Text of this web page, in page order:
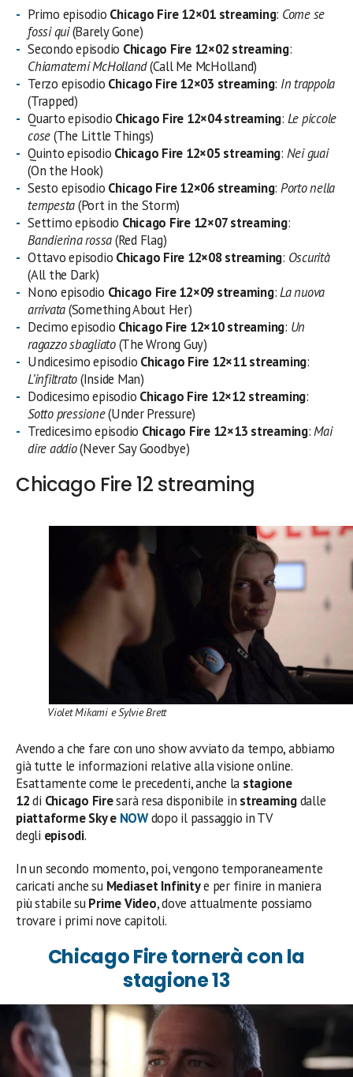
Primo episodio Chicago Fire 12×01 streaming: Come se
fossi qui(Barely Gone)
Secondo episodio Chicago Fire 12×02 streaming:
Chiamatemi McHolland(Call Me McHolland)
Terzo episodio Chicago Fire 12×03 streaming: In trappola
(Trapped)
Quarto episodio Chicago Fire 12×04 streaming: Le piccole
cose(The Little Things)
Quinto episodio Chicago Fire 12×05 streaming: Nei guai
(On the Hook)
Sesto episodio Chicago Fire 12×06 streaming: Porto nella
tempesta(Port in the Storm)
Settimo episodio Chicago Fire 12×07 streaming:
Bandierina rossa(Red Flag)
Ottavo episodio Chicago Fire 12×08 streaming: Oscurità
(All the Dark)
Nono episodio Chicago Fire 12×09 streaming:La nuova
arrivata(Something About Her)
Decimo episodio Chicago Fire 12×10 streaming: Un
ragazzo sbagliato(The Wrong Guy)
Undicesimo episodio Chicago Fire 12×11 streaming:
L’infiltrato(Inside Man)
Dodicesimo episodio Chicago Fire 12×12 streaming:
Sotto pressione(Under Pressure)
Tredicesimo episodio Chicago Fire 12×13 streaming:Mai
dire addio(Never Say Goodbye)
Chicago Fire 12 streaming
Violet Mikami e Sylvie Brett
Avendo a che fare con uno show avviato da tempo, abbiamo
già tutte le informazioni relative alla visione online.
Esattamente come le precedenti, anche la stagione
12di Chicago Firesarà resa disponibile in streamingdalle
piattaforme Sky e NOWdopo il passaggio in TV
degli episodi.
In un secondo momento, poi, vengono temporaneamente
caricati anche su Mediaset Infinitye per finire in maniera
più stabile suPrime Video, dove attualmente possiamo
trovare i primi nove capitoli.
Chicago Fire tornerà con la
stagione 13